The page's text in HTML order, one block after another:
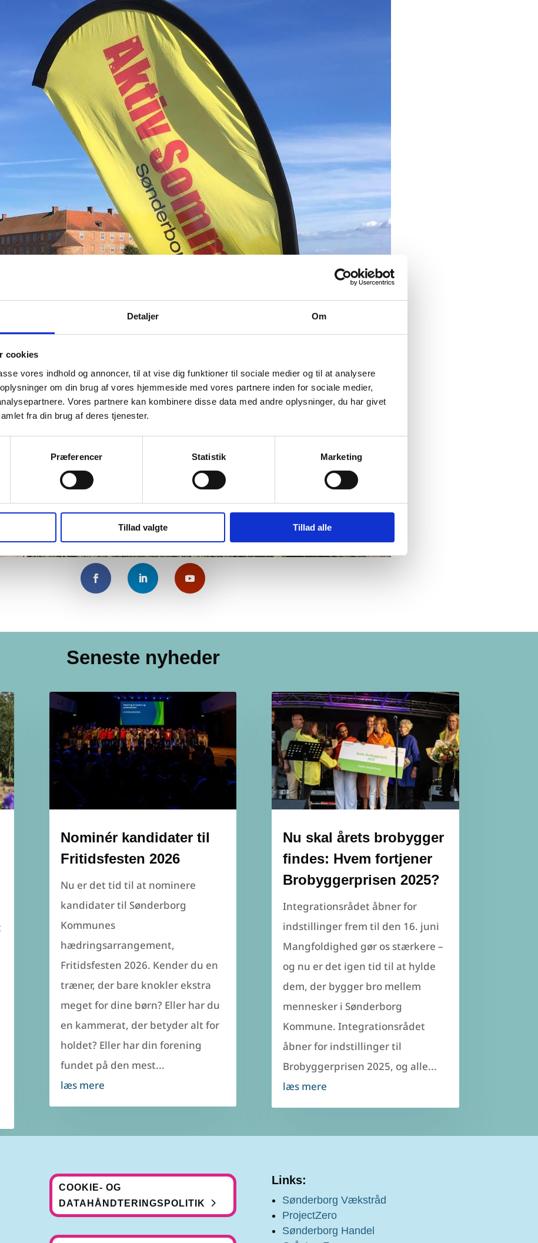
Detaljer Om
cookies
vores indhold og annoncer, til at vise dig funktioner til sociale medier og til at analysere
om din brug af vores hjemmeside med vores partnere inden for sociale medier,
Vores partnere kan kombinere disse data med andre oplysninger, du har givet
fra din brug af deres tjenester.
Præferencer Statistik Marketing
Tillad valgte Tillad alle
Seneste nyheder
Nominér kandidater til
Fritidsfesten 2026
Nu er det tid til at nominere
kandidater til Sønderborg
Kommunes
hædringsarrangement,
Fritidsfesten 2026. Kender du en
træner, der bare knokler ekstra
meget for dine børn? Eller har du
en kammerat, der betyder alt for
holdet? Eller har din forening
fundet på den mest...
læs mere
Nu skal årets brobygger
findes: Hvem fortjener
Brobyggerprisen 2025?
Integrationsrådet åbner for
indstillinger frem til den 16. juni
Mangfoldighed gør os stærkere –
og nu er det igen tid til at hylde
dem, der bygger bro mellem
mennesker i Sønderborg
Kommune. Integrationsrådet
åbner for indstillinger til
Brobyggerprisen 2025, og alle...
læs mere
COOKIE- OG
DATAHÅNDTERINGSPOLITIK
Links:
Sønderborg Vækstråd
ProjectZero
Sønderborg Handel